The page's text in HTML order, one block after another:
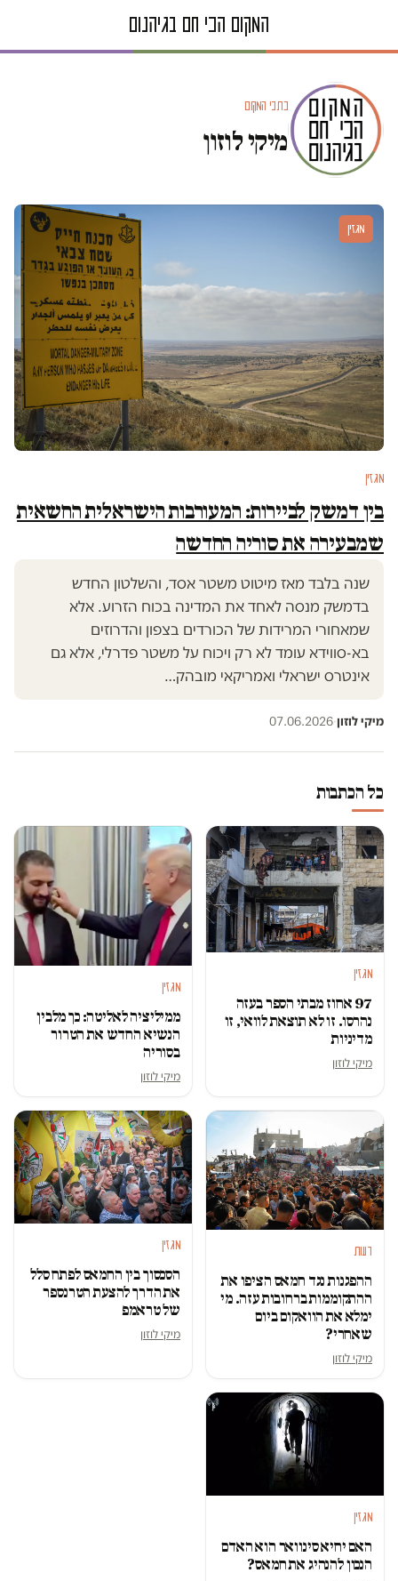
כתבי המקום
מיקי לוזון
מגזין
מגזין
בין דמשק לביירות: המעורבות הישראלית החשאית
שמבעירה את סוריה החדשה
שנה בלבד מאז מיטוט משטר אסד, והשלטון החדש
בדמשק מנסה לאחד את המדינה בכוח הזרוע. אלא
שמאחורי המרידות של הכורדים בצפון והדרוזים
בא-סווידא עומד לא רק ויכוח על משטר פדרלי, אלא גם
אינטרס ישראלי ואמריקאי מובהק…
מיקי לוזון·
07.06.2026
כל הכתבות
מגזין
97 אחוז מבתי הספר בעזה
נהרסו. זו לא תוצאת לוואי, זו
מדיניות
מיקי לוזון
מגזין
ממיליציה לאליטה: כך מלבין
הנשיא החדש את הטרור
בסוריה
מיקי לוזון
דעות
ההפגנות נגד חמאס הציפו את
ההתקוממות ברחובות עזה. מי
ימלא את הוואקום ביום
שאחרי?
מיקי לוזון
מגזין
הסכסוך בין החמאס לפתח סלל
את הדרך להצעת הטרנספר
של טראמפ
מיקי לוזון
מגזין
האם יחיא סינוואר הוא האדם
הנכון להנהיג את חמאס?